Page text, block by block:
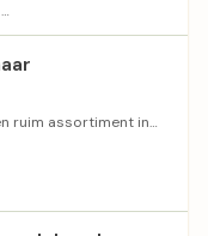
Industrieweg 12 · 8861 VH ·
ruim assortiment in